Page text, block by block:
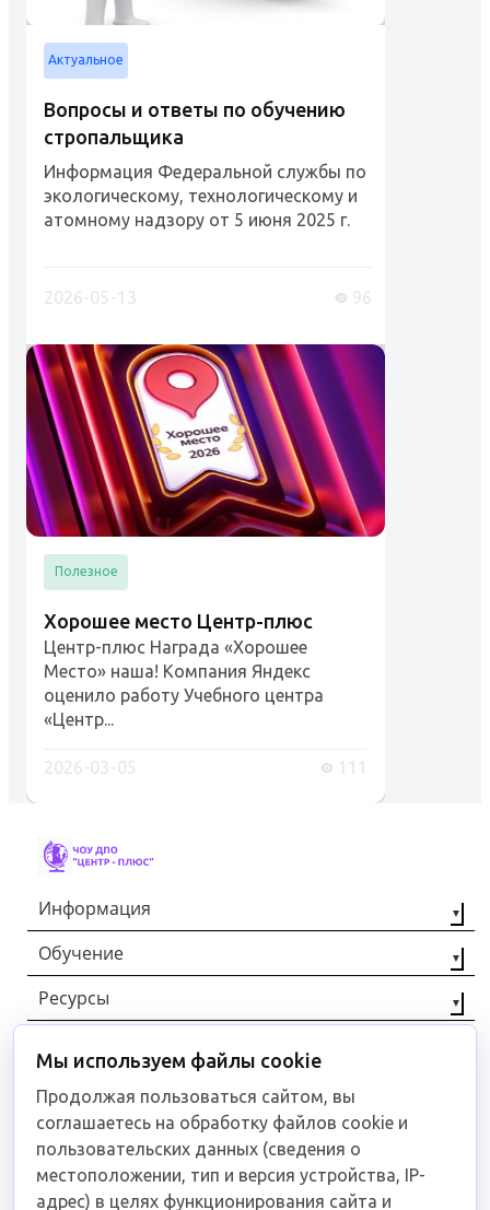
Актуальное
Вопросы и ответы по обучению
стропальщика
Информация Федеральной службы по
экологическому, технологическому и
атомному надзору от 5 июня 2025 г.
Разъяснения Ростехнадзора и
2026-05-13 96
Полезное
Хорошее место Центр-плюс
Центр-плюс Награда «Хорошее
Место» наша! Компания Яндекс
оценило работу Учебного центра
«Центр...
2026-03-05 111
Мы используем файлы cookie
Продолжая пользоваться сайтом, вы
соглашаетесь на обработку файлов cookie и
пользовательских данных (сведения о
местоположении, тип и версия устройства, IP-
адрес) в целях функционирования сайта и
Информация
О компании
Наши партнёры
Обучение
Профессиональная
переподготовка
Повышение
квалификации
Рабочие
Ресурсы
+7 (8442) 92-40-00
Связаться